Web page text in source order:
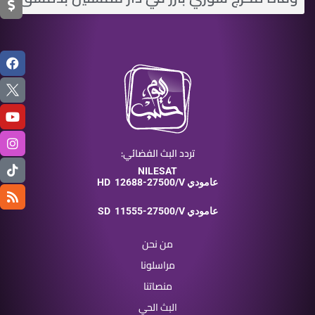
تردد البث الفضائي:
NILESAT
HD
12688-27500/V عامودي
SD 11555-27500/V عامودي
من نحن
مراسلونا
منصاتنا
البث الحي